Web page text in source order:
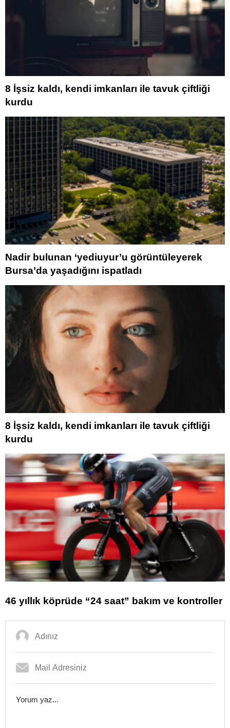
8 İşsiz kaldı, kendi imkanları ile tavuk çiftliği
kurdu
Nadir bulunan ‘yediuyur’u görüntüleyerek
Bursa’da yaşadığını ispatladı
8 İşsiz kaldı, kendi imkanları ile tavuk çiftliği
kurdu
46 yıllık köprüde “24 saat” bakım ve kontroller